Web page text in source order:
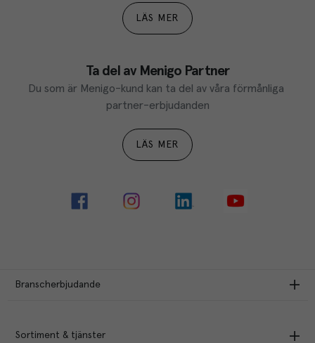
LÄS MER
Ta del av Menigo Partner
Du som är Menigo-kund kan ta del av våra förmånliga
partner-erbjudanden
LÄS MER
Branscherbjudande
Sortiment & tjänster